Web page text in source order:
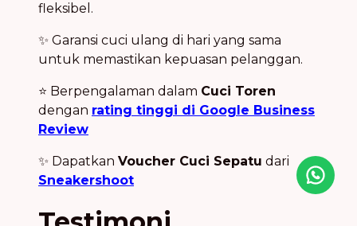
fleksibel.
✨ Garansi cuci ulang di hari yang sama
untuk memastikan kepuasan pelanggan.
⭐ Berpengalaman dalam Cuci Toren
dengan rating tinggi di Google Business
Review
✨ Dapatkan Voucher Cuci Sepatu dari
Sneakershoot
Icon